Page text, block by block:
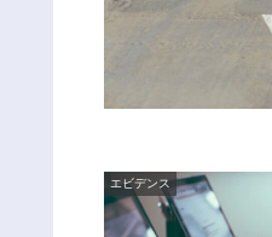
エビデンス